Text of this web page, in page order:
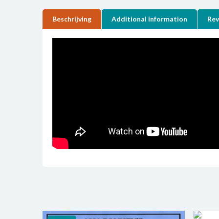
DVD
Beschrijving Additional information